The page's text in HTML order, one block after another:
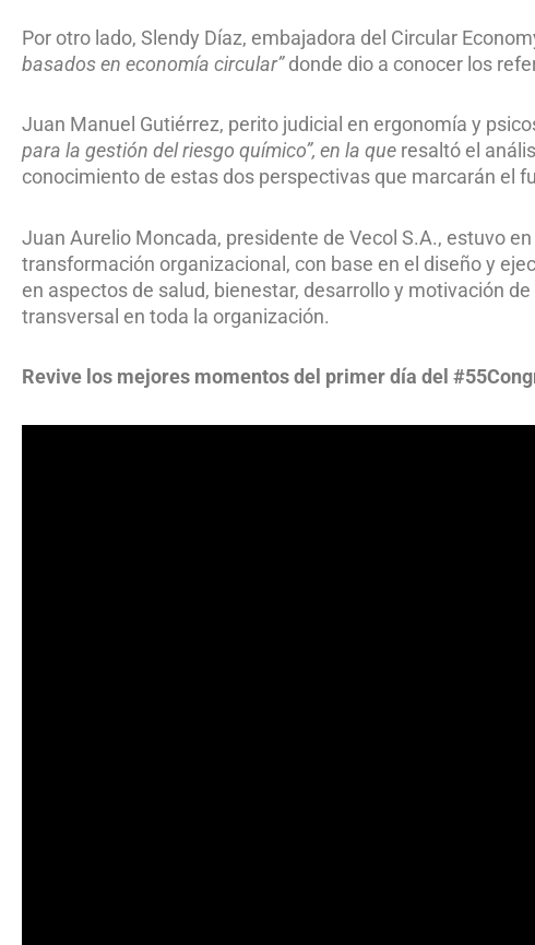
Por otro lado, Slendy Díaz, embajadora del Circular
basados en economía circular”donde dio a conocer los
Juan Manuel Gutiérrez, perito judicial en ergonomía y
para la gestión del riesgo químico”, en la que resaltó el
conocimiento de estas dos perspectivas que marcarán el
Juan Aurelio Moncada, presidente de Vecol S.A., estuvo
transformación organizacional, con base en el diseño y
en aspectos de salud, bienestar, desarrollo y motivación
transversal en toda la organización.
Revive los mejores momentos del primer día del